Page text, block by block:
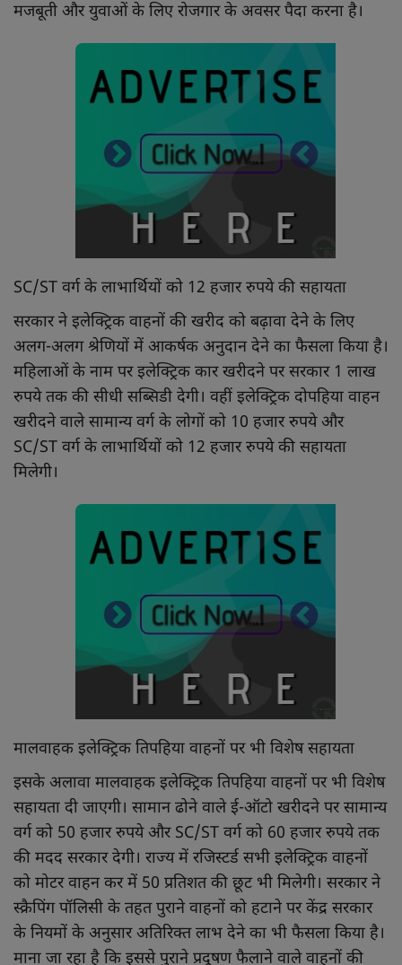
मजबूती और युवाओं के लिए रोजगार के अवसर पैदा करना है।
SC/ST वर्ग के लाभार्थियों को 12 हजार रुपये की सहायता
सरकार ने इलेक्ट्रिक वाहनों की खरीद को बढ़ावा देने के लिए
अलग-अलग श्रेणियों में आकर्षक अनुदान देने का फैसला किया है।
महिलाओं के नाम पर इलेक्ट्रिक कार खरीदने पर सरकार 1 लाख
रुपये तक की सीधी सब्सिडी देगी। वहीं इलेक्ट्रिक दोपहिया वाहन
खरीदने वाले सामान्य वर्ग के लोगों को 10 हजार रुपये और
SC/ST वर्ग के लाभार्थियों को 12 हजार रुपये की सहायता
मिलेगी।
मालवाहक इलेक्ट्रिक तिपहिया वाहनों पर भी विशेष सहायता
इसके अलावा मालवाहक इलेक्ट्रिक तिपहिया वाहनों पर भी विशेष
सहायता दी जाएगी। सामान ढोने वाले ई-ऑटो खरीदने पर सामान्य
वर्ग को 50 हजार रुपये और SC/ST वर्ग को 60 हजार रुपये तक
की मदद सरकार देगी। राज्य में रजिस्टर्ड सभी इलेक्ट्रिक वाहनों
को मोटर वाहन कर में 50 प्रतिशत की छूट भी मिलेगी। सरकार ने
स्क्रैपिंग पॉलिसी के तहत पुराने वाहनों को हटाने पर केंद्र सरकार
के नियमों के अनुसार अतिरिक्त लाभ देने का भी फैसला किया है।
माना जा रहा है कि इससे पुराने प्रदूषण फैलाने वाले वाहनों की